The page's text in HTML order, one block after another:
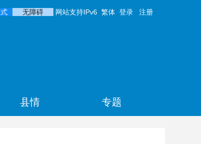
无障碍 网站支持IPv6 繁体 登录 注册
县情 专题